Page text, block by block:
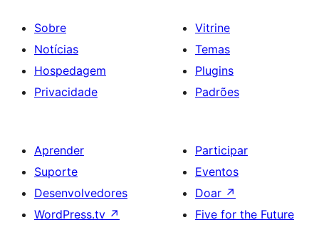
Sobre
Notícias
Hospedagem
Privacidade
Vitrine
Temas
Plugins
Padrões
Aprender
Suporte
Desenvolvedores
WordPress.tv ↗
Participar
Eventos
Doar ↗
Five for the Future